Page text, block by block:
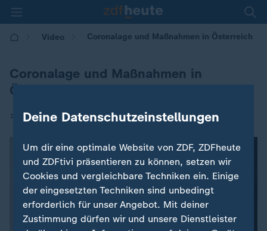
Video Coronalage und Maßnahmen in Österreich
Coronalage und Maßnahmen in
Österreich
12.11.2021 | 12:10
Deine Datenschutzeinstellungen
Um dir eine optimale Website von ZDF, ZDFheute
und ZDFtivi präsentieren zu können, setzen wir
Cookies und vergleichbare Techniken ein. Einige
der eingesetzten Techniken sind unbedingt
erforderlich für unser Angebot. Mit deiner
Zustimmung dürfen wir und unsere Dienstleister